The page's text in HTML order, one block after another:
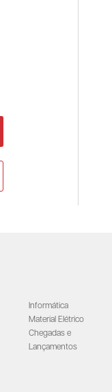
Informática
Material Elétrico
Chegadas e
Lançamentos